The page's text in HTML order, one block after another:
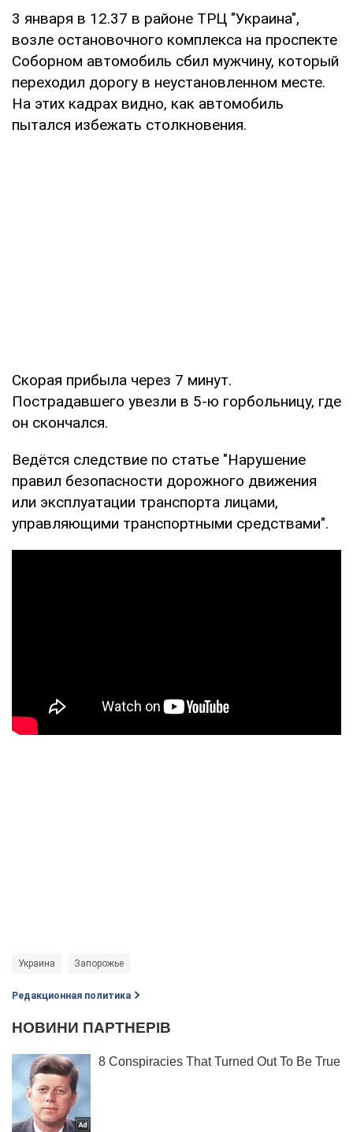
3 января в 12.37 в районе ТРЦ "Украина",
возле остановочного комплекса на проспекте
Соборном автомобиль сбил мужчину, который
переходил дорогу в неустановленном месте.
На этих кадрах видно, как автомобиль
пытался избежать столкновения.
Скорая прибыла через 7 минут.
Пострадавшего увезли в 5-ю горбольницу, где
он скончался.
Ведётся следствие по статье "Нарушение
правил безопасности дорожного движения
или эксплуатации транспорта лицами,
управляющими транспортными средствами".
Украина Запорожье
Редакционная политика